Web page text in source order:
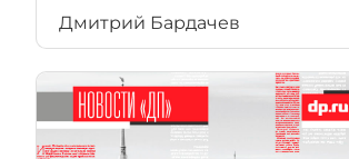
Дмитрий Бардачев